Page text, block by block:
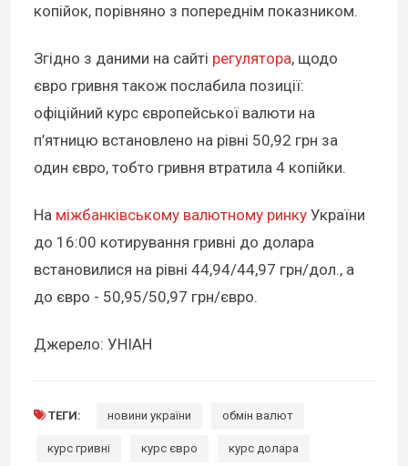
копійок, порівняно з попереднім показником.
Згідно з даними на сайті регулятора, щодо
євро гривня також послабила позиції:
офіційний курс європейської валюти на
п’ятницю встановлено на рівні 50,92 грн за
один євро, тобто гривня втратила 4 копійки.
На міжбанківському валютному ринку України
до 16:00 котирування гривні до долара
встановилися на рівні 44,94/44,97 грн/дол., а
до євро - 50,95/50,97 грн/євро.
Джерело: УНІАН
ТЕГИ: новини україни обмін валют
курс гривні курс євро курс долара